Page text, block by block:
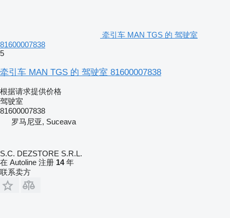
牵引车 MAN TGS 的 驾驶室
81600007838
5
牵引车 MAN TGS 的 驾驶室 81600007838
根据请求提供价格
驾驶室
81600007838
罗马尼亚, Suceava
S.C. DEZSTORE S.R.L.
在 Autoline 注册 14年
联系卖方